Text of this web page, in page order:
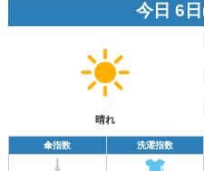
今日 6
晴れ
傘指数 洗濯指数